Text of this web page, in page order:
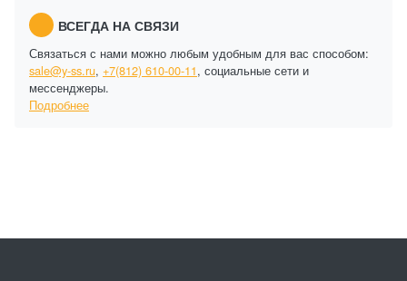
ВСЕГДА НА СВЯЗИ
Связаться с нами можно любым удобным для вас способом:
sale@y-ss.ru, +7(812) 610-00-11, социальные сети и
мессенджеры.
Подробнее